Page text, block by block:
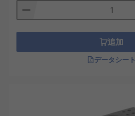
追加
データシート